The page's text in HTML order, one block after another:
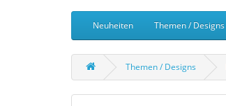
Neuheiten Themen / Designs
Themen / Designs